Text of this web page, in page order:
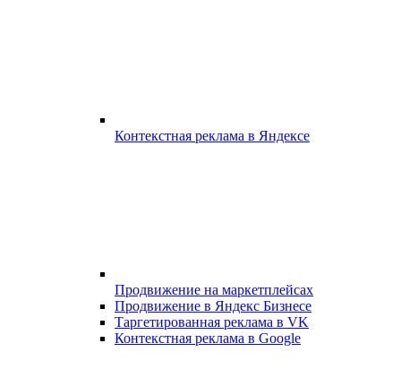
Контекстная реклама в Яндексе
Продвижение на маркетплейсах
Продвижение в Яндекс Бизнесе
Таргетированная реклама в VK
Контекстная реклама в Google